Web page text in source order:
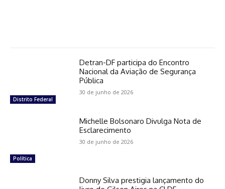
Distrito Federal
Detran-DF participa do Encontro
Nacional da Aviação de Segurança
Pública
30 de junho de 2026
Política
Michelle Bolsonaro Divulga Nota de
Esclarecimento
30 de junho de 2026
Donny Silva prestigia lançamento do